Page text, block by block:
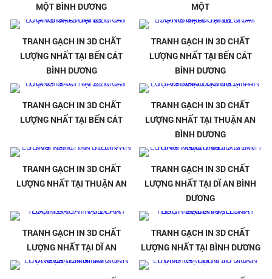
MỘT BÌNH DƯƠNG
MỘT
TRANH GẠCH IN 3D CHẤT
LƯỢNG NHẤT TẠI BẾN CÁT
BÌNH DƯƠNG
TRANH GẠCH IN 3D CHẤT
LƯỢNG NHẤT TẠI BẾN CÁT
BÌNH DƯƠNG
TRANH GẠCH IN 3D CHẤT
LƯỢNG NHẤT TẠI BẾN CÁT
TRANH GẠCH IN 3D CHẤT
LƯỢNG NHẤT TẠI THUẬN AN
BÌNH DƯƠNG
TRANH GẠCH IN 3D CHẤT
LƯỢNG NHẤT TẠI THUẬN AN
TRANH GẠCH IN 3D CHẤT
LƯỢNG NHẤT TẠI DĨ AN BÌNH
DƯƠNG
TRANH GẠCH IN 3D CHẤT
LƯỢNG NHẤT TẠI DĨ AN
TRANH GẠCH IN 3D CHẤT
LƯỢNG NHẤT TẠI BÌNH DƯƠNG